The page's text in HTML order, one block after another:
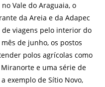
Vale do Araguaia, o
da Areia e da Adapec
viagens pelo interior do
de junho, os postos
polos agrícolas como
Miranorte e uma série de
exemplo de Sítio Novo,